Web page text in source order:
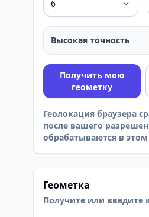
Высокая точность
Получить мою
геометку
Геолокация браузера
после вашего
обрабатываются в этом
Геометка
Получите или введите